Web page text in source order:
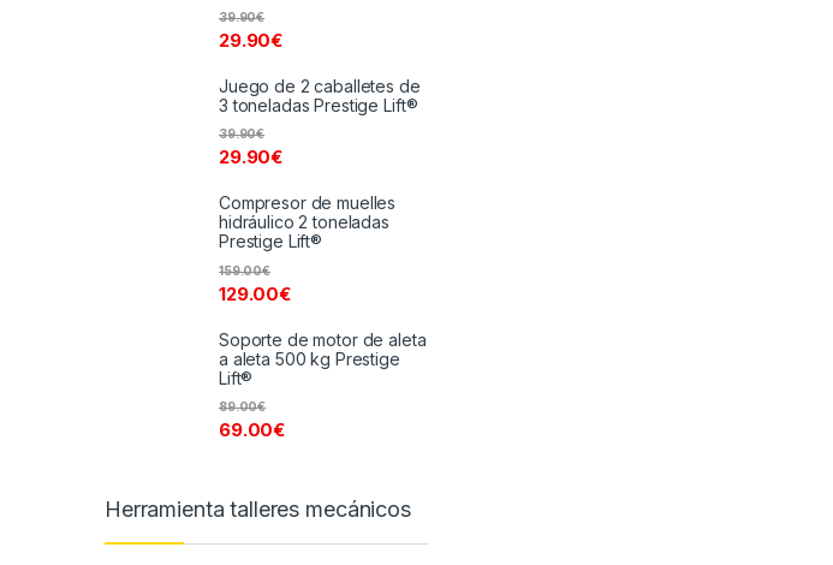
29.90€
39.90€
Juego de 2 caballetes de
3 toneladas Prestige Lift®
29.90€
39.90€
Compresor de muelles
hidráulico 2 toneladas
Prestige Lift®
129.00€
159.00€
Soporte de motor de aleta
a aleta 500 kg Prestige
Lift®
69.00€
89.00€
Herramienta talleres mecánicos